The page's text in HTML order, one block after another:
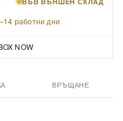
работни дни
NOW
ВРЪЩАНЕ